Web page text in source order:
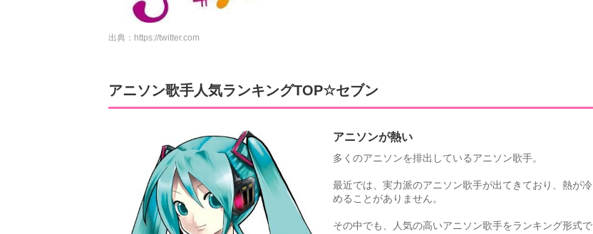
出典： https://twitter.com
アニソン歌手人気ランキングTOP☆セブン
アニソンが熱い
多くのアニソンを排出しているアニソン歌手。
最近では、実力派のアニソン歌手が出てきており、熱が冷
めることがありません。
その中でも、人気の高いアニソン歌手をランキング形式で